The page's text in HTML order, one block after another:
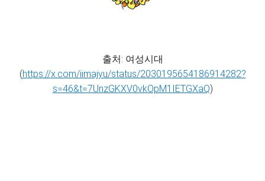
출처: 여성시대
(https://x.com/iimajyu/status/2030195654186914282?
s=46&t=7UnzGKXV0vkOpM1IETGXaQ)